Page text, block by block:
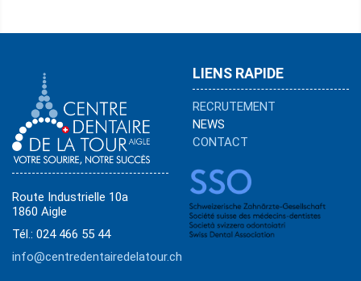
Route Industrielle 10a
1860 Aigle
Tél.: 024 466 55 44
info@centredentairedelatour.ch
LIENS RAPIDE
RECRUTEMENT
NEWS
CONTACT